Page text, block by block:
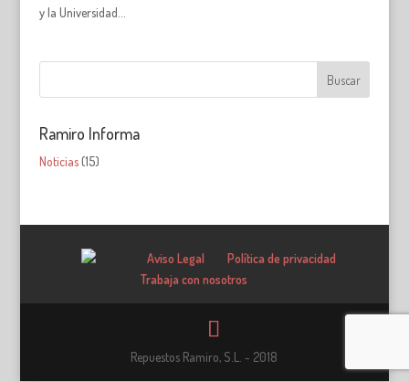
y la Universidad...
Ramiro Informa
Noticias(15)
Aviso Legal
Política de privacidad
Trabaja con nosotros
Repuestos Ramiro, S.L. - 2018